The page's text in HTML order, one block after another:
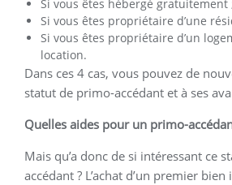
Si vous êtes hébergé gratuitement
Si vous êtes propriétaire d’une
Si vous êtes propriétaire d’un
location.
Dans ces 4 cas, vous pouvez de
statut de primo-accédant et à ses
Quelles aides pour un primo-
Mais qu’a donc de si intéressant ce
accédant ? L’achat d’un premier